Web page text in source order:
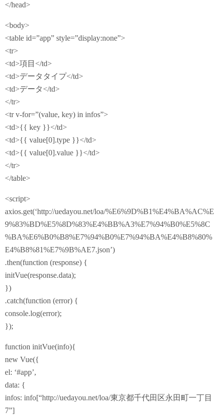
</head>
<body>
<table id=”app” style=”display:none”>
<tr>
<td>項目</td>
<td>データタイプ</td>
<td>データ</td>
</tr>
<tr v-for=”(value, key) in infos”>
<td>{{ key }}</td>
<td>{{ value[0].type }}</td>
<td>{{ value[0].value }}</td>
</tr>
</table>
<script>
axios.get(‘http://uedayou.net/loa/%E6%9D%B1%E4%BA%AC%E
9%83%BD%E5%8D%83%E4%BB%A3%E7%94%B0%E5%8C
%BA%E6%B0%B8%E7%94%B0%E7%94%BA%E4%B8%80%
E4%B8%81%E7%9B%AE7.json’)
.then(function (response) {
initVue(response.data);
})
.catch(function (error) {
console.log(error);
});
function initVue(info){
new Vue({
el: ‘#app’,
data: {
infos: info[“http://uedayou.net/loa/東京都千代田区永田町一丁目
7”]